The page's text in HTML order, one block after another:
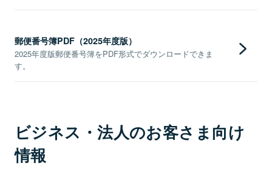
郵便番号簿PDF（2025年度版）
2025年度版郵便番号簿をPDF形式でダウンロードできま
す。
ビジネス・法人のお客さま向け
情報